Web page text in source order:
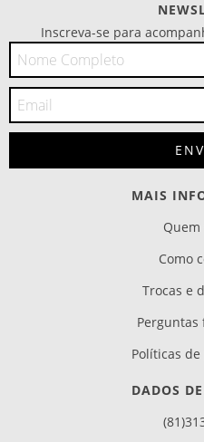
Inscreva-se para
MAIS
Quem
Como
Trocas e
Políticas
DADOS